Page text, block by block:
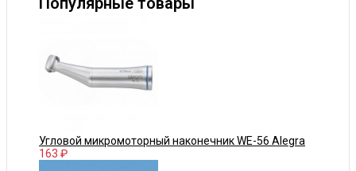
Угловой микромоторный наконечник WE-56 Alegra
163 ₽